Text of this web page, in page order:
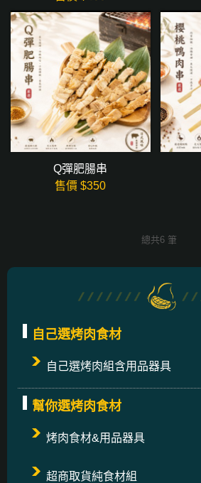
Q彈肥腸串
售價 $350
總共6 筆
自己選烤肉食材
自己選烤肉組含用品器具
幫你選烤肉食材
烤肉食材&用品器具
超商取貨純食材組